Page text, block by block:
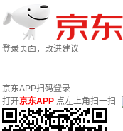
登录页面，改进建议
京东APP扫码登录
打开京东APP 点左上角扫一扫